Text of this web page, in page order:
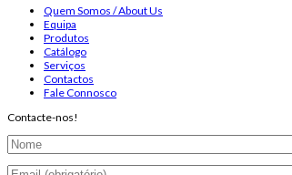
Quem Somos / About Us
Equipa
Produtos
Catálogo
Serviços
Contactos
Fale Connosco
Contacte-nos!